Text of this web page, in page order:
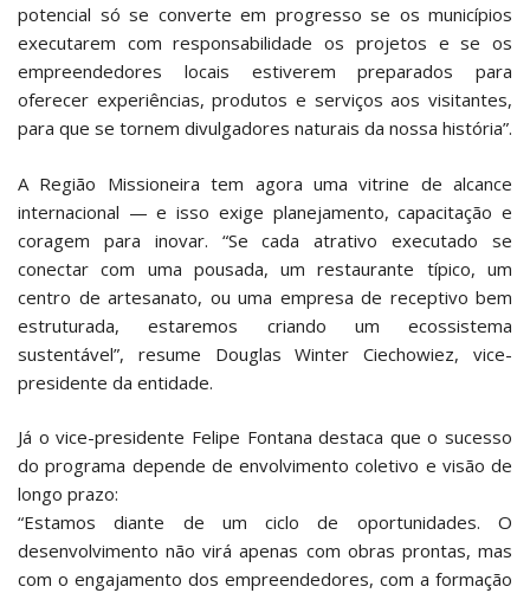
potencial só se converte em progresso se os municípios
executarem com responsabilidade os projetos e se os
empreendedores locais estiverem preparados para
oferecer experiências, produtos e serviços aos visitantes,
para que se tornem divulgadores naturais da nossa história”.
A Região Missioneira tem agora uma vitrine de alcance
internacional — e isso exige planejamento, capacitação e
coragem para inovar. “Se cada atrativo executado se
conectar com uma pousada, um restaurante típico, um
centro de artesanato, ou uma empresa de receptivo bem
estruturada, estaremos criando um ecossistema
sustentável”, resume Douglas Winter Ciechowiez, vice-
presidente da entidade.
Já o vice-presidente Felipe Fontana destaca que o sucesso
do programa depende de envolvimento coletivo e visão de
longo prazo:
“Estamos diante de um ciclo de oportunidades. O
desenvolvimento não virá apenas com obras prontas, mas
com o engajamento dos empreendedores, com a formação